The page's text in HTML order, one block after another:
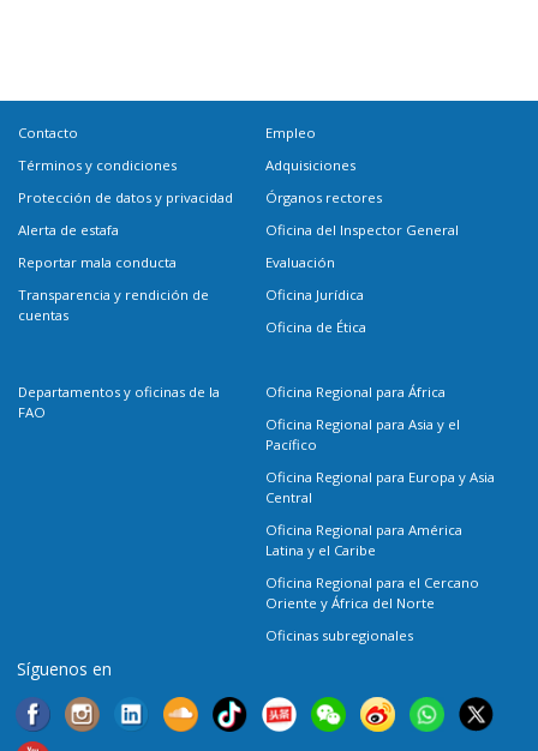
Contacto
Términos y condiciones
Protección de datos y privacidad
Alerta de estafa
Reportar mala conducta
Transparencia y rendición de
cuentas
Empleo
Adquisiciones
Órganos rectores
Oficina del Inspector General
Evaluación
Oficina Jurídica
Oficina de Ética
Departamentos y oficinas de la
FAO
Oficina Regional para África
Oficina Regional para Asia y el
Pacífico
Oficina Regional para Europa y Asia
Central
Oficina Regional para América
Latina y el Caribe
Oficina Regional para el Cercano
Oriente y África del Norte
Oficinas subregionales
Síguenos en